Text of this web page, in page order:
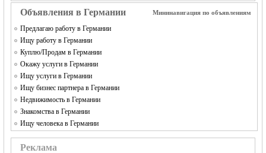
Объявления в Германии Мининавигация по объявлениям
Предлагаю работу в Германии
Ищу работу в Германии
Куплю/Продам в Германии
Окажу услуги в Германии
Ищу услуги в Германии
Ищу бизнес партнера в Германии
Недвижимость в Германии
Знакомства в Германии
Ищу человека в Германии
Реклама